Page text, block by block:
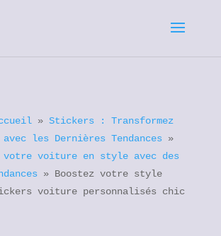
» Stickers : Transformez
les Dernières Tendances»
votre voiture en style avec des
» Boostez votre style
voiture personnalisés chic